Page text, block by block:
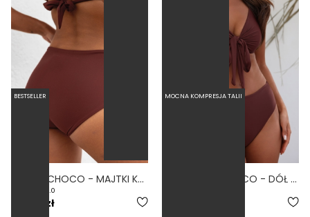
CUBRO CHOCO - MAJTKI KĄPIELOWE ZABUDOWANE BRĄZOWY
4.0
159,00 zł
HIGH WAIST CHOCO - DÓŁ OD BIKINI WYSOKI STAN FIGI BRĄZOWY
BESTSELLER MOCNA KOMPRESJA TALII